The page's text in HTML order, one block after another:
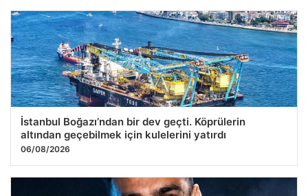
Mahkeme İkizköy’deki 679 Parsel Alanıyla İlgili Tüm
Davaları Durdurdu
27.07.2026 09:16
İstanbul Boğazı’ndan bir dev geçti. Köprülerin
altından geçebilmek için kulelerini yatırdı
06/08/2026